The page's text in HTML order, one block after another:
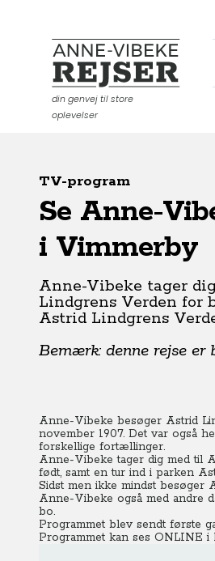
Anne-Vibeke Rejser
din genvej til store
oplevelser
TV-program
Se Anne-
i Vimmerby
Anne-Vibeke tager
Lindgrens Verden for
Astrid Lindgrens
Bemærk: denne rejse er
Anne-Vibeke besøger Astrid
november 1907. Det var også
forskellige fortællinger.
Anne-Vibeke tager dig med til
født, samt en tur ind i parken
Sidst men ikke mindst besøger
Anne-Vibeke også med andre
bo.
Programmet blev sendt første
Programmet kan ses ONLINE i